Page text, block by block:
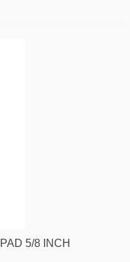
5/8 INCH